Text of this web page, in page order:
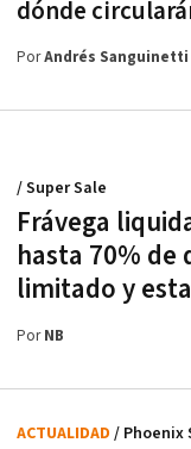
dónde
PorAndrés Sanguinetti
Frávega
hasta 70%
limitado y
/ Super Sale
PorNB
ACTUALIDAD / Phoenix